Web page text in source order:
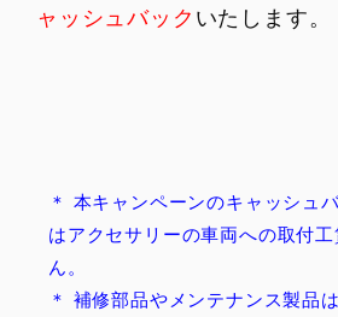
ャッシュバック いたします。
＊ 本キャンペーンのキャッシュ
はアクセサリーの車両への取付
ん。
＊ 補修部品やメンテナンス製品